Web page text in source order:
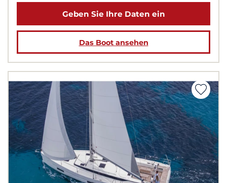
Geben Sie Ihre Daten ein
Das Boot ansehen